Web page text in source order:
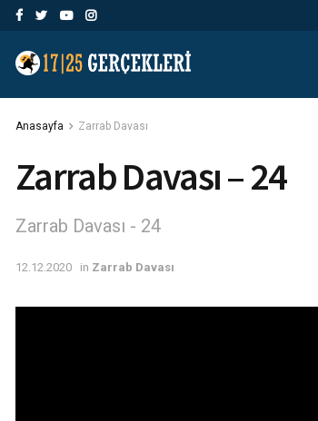
Anasayfa Zarrab Davası
Zarrab Davası – 24
Zarrab Davası - 24
12.12.2020 in Zarrab Davası